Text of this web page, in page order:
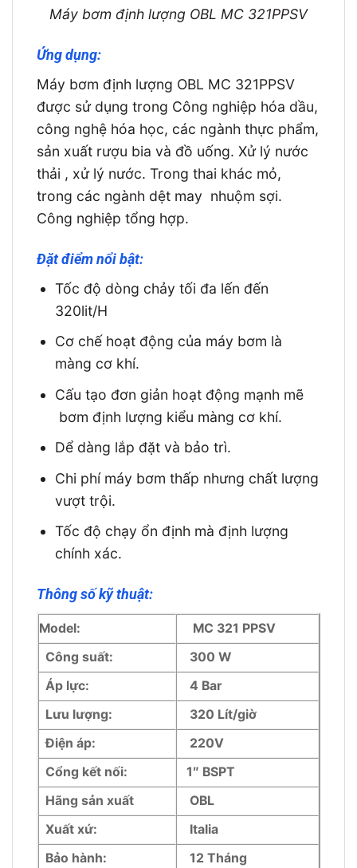
Máy bơm định lượng OBL MC 321PPSV
Ứng dụng:
Máy bơm định lượng OBL MC 321PPSV
được sử dụng trong Công nghiệp hóa dầu,
công nghệ hóa học, các ngành thực phẩm,
sản xuất rượu bia và đồ uống. Xử lý nước
thải , xử lý nước. Trong thai khác mỏ,
trong các ngành dệt may nhuộm sợi.
Công nghiệp tổng hợp.
Đặt điểm nổi bật:
Tốc độ dòng chảy tối đa lến đến
320lit/H
Cơ chế hoạt động của máy bơm là
màng cơ khí.
Cấu tạo đơn giản hoạt động mạnh mẽ
bơm định lượng kiểu màng cơ khí.
Dể dàng lắp đặt và bảo trì.
Chi phí máy bơm thấp nhưng chất lượng
vượt trội.
Tốc độ chạy ổn định mà định lượng
chính xác.
Thông số kỹ thuật:
Model:
MC 321 PPSV
Công suất:
300 W
Áp lực:
4 Bar
Lưu lượng:
320 Lít/giờ
Điện áp:
220V
Cổng kết nối:
1″ BSPT
Hãng sản xuất
OBL
Xuất xứ:
Italia
Bảo hành:
12 Tháng